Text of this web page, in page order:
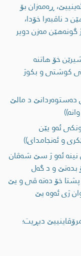
ڕه‌مه‌زان بۆ
د ناڤبه‌را خۆدا،
مه‌زن دویر
خۆ هاتنه‌
كوشتی و بكوژ
د مالێ
ئه‌و یێن
و ئه‌نجامدای))
نینه‌ ئه‌و ژ سێ شه‌ڤان
بده‌تێ و د گه‌ل
خۆ ده‌ته‌ ڤی و یێ
ژی ئه‌وه‌ یێ
دبڕیت؛